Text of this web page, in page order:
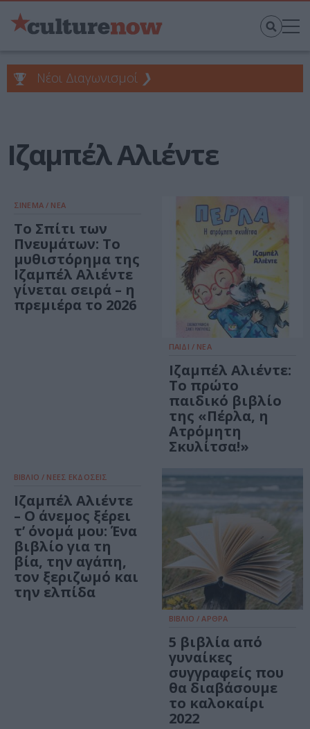
Νέοι Διαγωνισμοί ❯
Ιζαμπέλ Αλιέντε
ΣΙΝΕΜΑ / ΝΕΑ
Το Σπίτι των
Πνευμάτων: Το
μυθιστόρημα της
Ιζαμπέλ Αλιέντε
γίνεται σειρά – η
πρεμιέρα το 2026
ΠΑΙΔΙ / ΝΕΑ
Ιζαμπέλ Αλιέντε:
Το πρώτο
παιδικό βιβλίο
της «Πέρλα, η
Ατρόμητη
Σκυλίτσα!»
ΒΙΒΛΙΟ / ΝΕΕΣ ΕΚΔΟΣΕΙΣ
Ιζαμπέλ Αλιέντε
– Ο άνεμος ξέρει
τ’ όνομά μου: Ένα
βιβλίο για τη
βία, την αγάπη,
τον ξεριζωμό και
την ελπίδα
ΒΙΒΛΙΟ / ΑΡΘΡΑ
5 βιβλία από
γυναίκες
συγγραφείς που
θα διαβάσουμε
το καλοκαίρι
2022